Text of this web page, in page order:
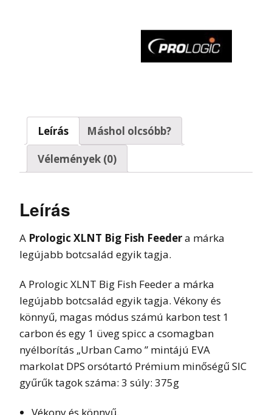
Leírás
Máshol olcsóbb?
Vélemények (0)
Leírás
A Prologic XLNT Big Fish Feedera márka
legújabb botcsalád egyik tagja.
A Prologic XLNT Big Fish Feeder a márka
legújabb botcsalád egyik tagja. Vékony és
könnyű, magas módus számú karbon test 1
carbon és egy 1 üveg spicc a csomagban
nyélborítás „Urban Camo ” mintájú EVA
markolat DPS orsótartó Prémium minőségű SIC
gyűrűk tagok száma: 3 súly: 375g
Vékony és könnyű,